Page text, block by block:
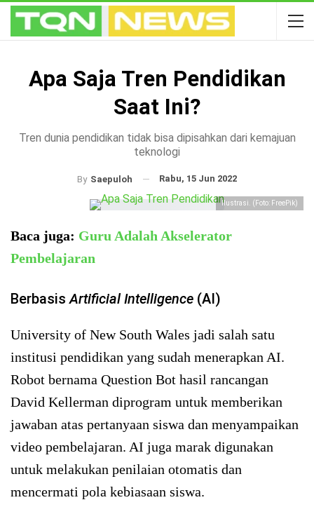
Apa Saja Tren Pendidikan
Saat Ini?
Tren dunia pendidikan tidak bisa dipisahkan dari kemajuan
teknologi
By Saepuloh Rabu, 15 Jun 2022
Ilustrasi. (Foto: FreePik)
Baca juga: Guru Adalah Akselerator
Pembelajaran
BerbasisArtificial Intelligence (AI)
University of New South Wales jadi salah satu
institusi pendidikan yang sudah menerapkan AI.
Robot bernama Question Bot hasil rancangan
David Kellerman diprogram untuk memberikan
jawaban atas pertanyaan siswa dan menyampaikan
video pembelajaran. AI juga marak digunakan
untuk melakukan penilaian otomatis dan
mencermati pola kebiasaan siswa.